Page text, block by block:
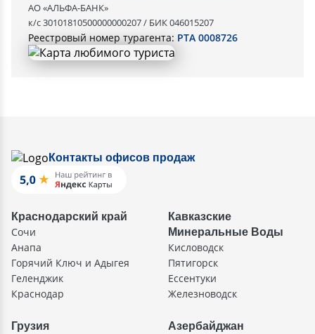
АО «АЛЬФА-БАНК»
к/с 30101810500000000207 / БИК 046015207
Реестровый номер турагента: РТА 0008726
Контакты офисов продаж
Краснодарский край
Сочи
Анапа
Горячий Ключ и Адыгея
Геленджик
Краснодар
Кавказские
Минеральные Воды
Кисловодск
Пятигорск
Ессентуки
Железноводск
Грузия Азербайджан